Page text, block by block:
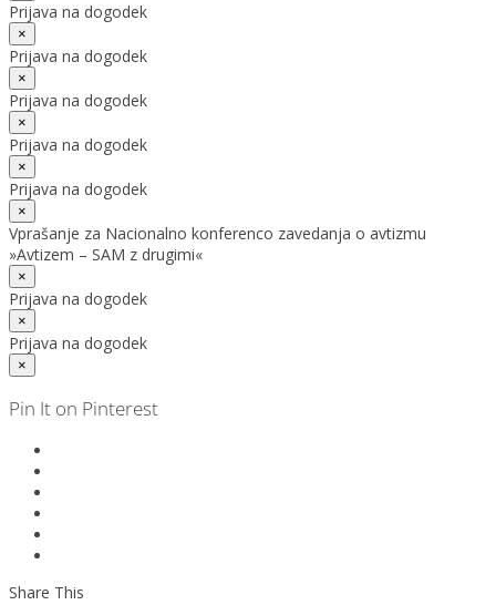
Prijava na dogodek
×
Prijava na dogodek
×
Prijava na dogodek
×
Prijava na dogodek
×
Prijava na dogodek
×
Vprašanje za Nacionalno konferenco zavedanja o avtizmu
»Avtizem – SAM z drugimi«
×
Prijava na dogodek
×
Prijava na dogodek
×
Pin It on Pinterest
Share This